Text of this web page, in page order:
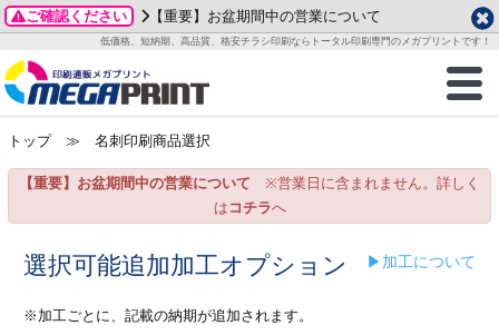
ご確認ください 【重要】お盆期間中の営業について
低価格、短納期、高品質、格安チラシ印刷ならトータル印刷専門のメガプリントです！
商品一覧
グッズ
ステッカー
ックカード印刷
業ツール印刷
ご利用ガイド
お客様へ
いて
方法
/送料について
刷
カード印刷
ックカード名刺
ムカード
データ作成ガイド
成前に
ガイド
加工指示ガイド
テンプレート
ード印刷
名刺印刷
ックカード
ード印刷
一覧
わせ
り
プル請求
2026年 8月
月
火 水 木 金
土
3
4 5 6 7
8
15
24
25 26 27
29
トップ≫ 名刺印刷商品選択
【重要】お盆期間中の営業について ※営業日に含まれません。詳しく
は コチラへ
選択可能追加加工オプション ▶加工について
※加工ごとに、記載の納期が追加されます。